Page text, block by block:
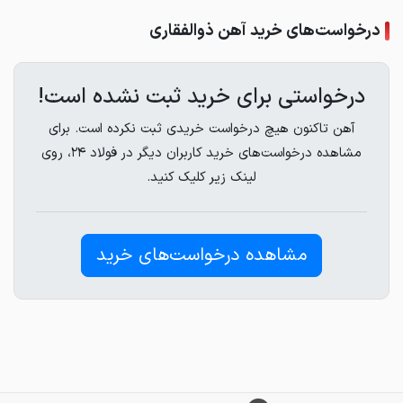
درخواست‌های خرید آهن ذوالفقاری
درخواستی برای خرید ثبت نشده است!
آهن تاکنون هیچ درخواست خریدی ثبت نکرده است. برای
مشاهده درخواست‌های خرید کاربران دیگر در فولاد ۲۴، روی
لینک زیر کلیک کنید.
مشاهده درخواست‌های خرید